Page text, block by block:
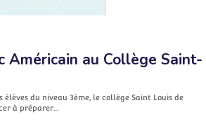
Américain au Collège Saint-
élèves du niveau 3ème, le collège Saint Louis de
à préparer…